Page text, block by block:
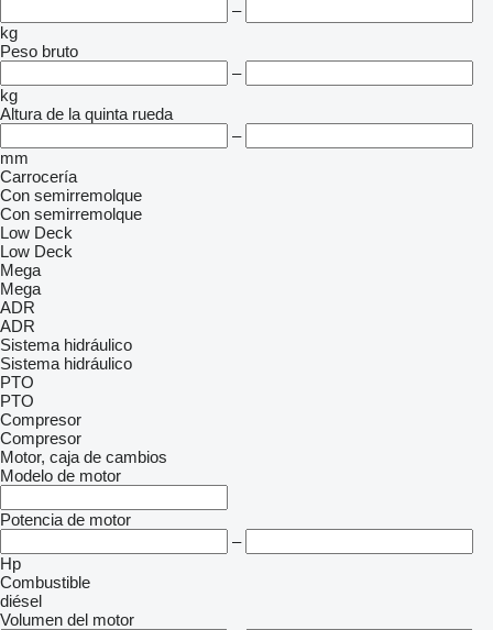
–
kg
Peso bruto
–
kg
Altura de la quinta rueda
–
mm
Carrocería
Con semirremolque
Con semirremolque
Low Deck
Low Deck
Mega
Mega
ADR
ADR
Sistema hidráulico
Sistema hidráulico
PTO
PTO
Compresor
Compresor
Motor, caja de cambios
Modelo de motor
Potencia de motor
–
Hp
Combustible
diésel
Volumen del motor